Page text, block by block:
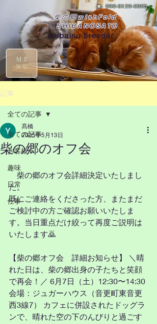
☎090-8129-0395
柴の郷wishFold
SHIBANOSATO
shibainu breeder
ME
NU
記事
全ての記事
お客様
趣味
日常
仕事
全ての記事
柴の郷のオフ会
髙橋
2025年5月13日
柴の郷のオフ会詳細決定いたしまし
た。
既にご連絡をくださった方、またまだ
ご検討中の方ご確認お願いいたしま
す。当日重点だけ絞って再度ご説明は
いたします🙇
【柴の郷オフ会　詳細お知らせ】 ＼晴
れた日は、柴の郷出身の子たちと笑顔
で再会！／ 6月7日（土）12:30〜14:30
会場：ジュガーハウス（音更町東音更
西3線7） カフェに併設されたドッグラ
ンで、晴れた空の下のんびりと過ごす